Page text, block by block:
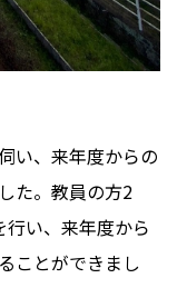
い、来年度からの
た。教員の方2
い、来年度から
ことができまし